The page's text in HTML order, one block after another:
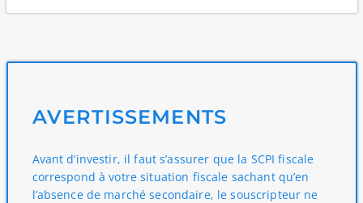
AVERTISSEMENTS
Avant d’investir, il faut s’assurer que la SCPI fiscale
correspond à votre situation fiscale sachant qu’en
l’absence de marché secondaire, le souscripteur ne